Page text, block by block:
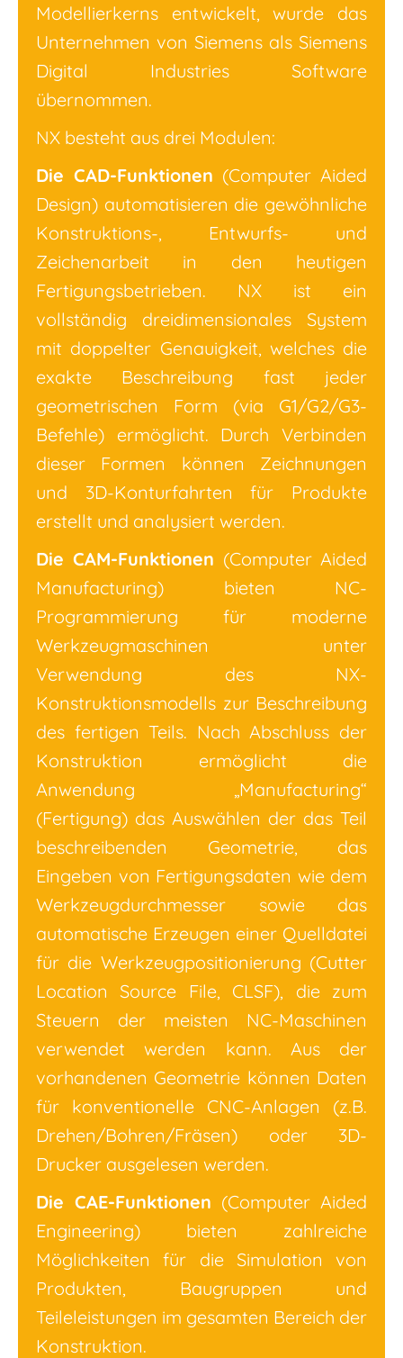
Modellierkerns entwickelt, wurde das
Unternehmen von Siemens als Siemens
Digital Industries Software
übernommen.
NX besteht aus drei Modulen:
Die CAD-Funktionen (Computer Aided
Design) automatisieren die gewöhnliche
Konstruktions-, Entwurfs- und
Zeichenarbeit in den heutigen
Fertigungsbetrieben. NX ist ein
vollständig dreidimensionales System
mit doppelter Genauigkeit, welches die
exakte Beschreibung fast jeder
geometrischen Form (via G1/G2/G3-
Befehle) ermöglicht. Durch Verbinden
dieser Formen können Zeichnungen
und 3D-Konturfahrten für Produkte
erstellt und analysiert werden.
Die CAM-Funktionen (Computer Aided
Manufacturing) bieten NC-
Programmierung für moderne
Werkzeugmaschinen unter
Verwendung des NX-
Konstruktionsmodells zur Beschreibung
des fertigen Teils. Nach Abschluss der
Konstruktion ermöglicht die
Anwendung „Manufacturing“
(Fertigung) das Auswählen der das Teil
beschreibenden Geometrie, das
Eingeben von Fertigungsdaten wie dem
Werkzeugdurchmesser sowie das
automatische Erzeugen einer Quelldatei
für die Werkzeugpositionierung (Cutter
Location Source File, CLSF), die zum
Steuern der meisten NC-Maschinen
verwendet werden kann. Aus der
vorhandenen Geometrie können Daten
für konventionelle CNC-Anlagen (z.B.
Drehen/Bohren/Fräsen) oder 3D-
Drucker ausgelesen werden.
Die CAE-Funktionen (Computer Aided
Engineering) bieten zahlreiche
Möglichkeiten für die Simulation von
Produkten, Baugruppen und
Teileleistungen im gesamten Bereich der
Konstruktion.